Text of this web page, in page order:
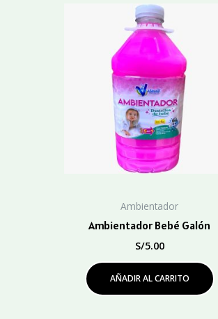
Ambientador
Ambientador Bebé Galón
S/5.00
AÑADIR AL CARRITO